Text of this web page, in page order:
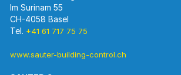
Im Surinam 55
CH-4058 Basel
Tel. +41 61 717 75 75
www.sauter-building-control.ch